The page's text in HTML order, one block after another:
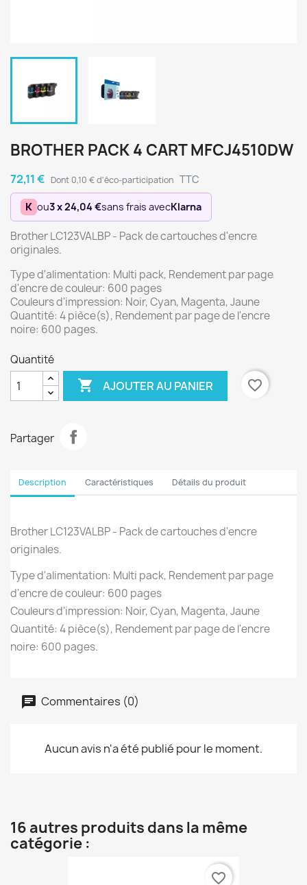
BROTHER PACK 4 CART MFCJ4510DW
72,11 € Dont 0,10 € d'éco-participation TTC
K ou3 x 24,04 €sans frais avecKlarna
Brother LC123VALBP - Pack de cartouches d'encre
originales.
Type d'alimentation: Multi pack, Rendement par page
d'encre de couleur: 600 pages
Couleurs d'impression: Noir, Cyan, Magenta, Jaune
Quantité: 4 pièce(s), Rendement par page de l'encre
noire: 600 pages.
Quantité
 AJOUTER AU PANIER favorite_border
Partager
Description Caractéristiques Détails du produit
Brother LC123VALBP - Pack de cartouches d'encre
originales.
Type d'alimentation: Multi pack, Rendement par page
d'encre de couleur: 600 pages
Couleurs d'impression: Noir, Cyan, Magenta, Jaune
Quantité: 4 pièce(s), Rendement par page de l'encre
noire: 600 pages.
Commentaires (0)
Aucun avis n'a été publié pour le moment.
16 autres produits dans la même
catégorie :
favorite_border